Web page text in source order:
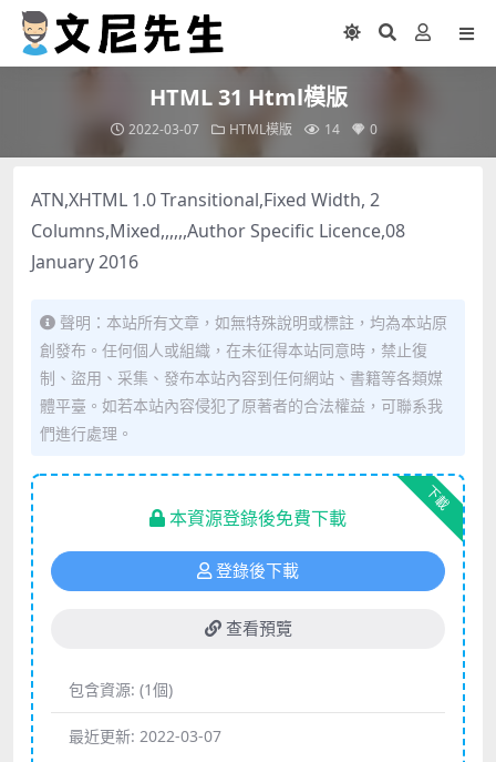
HTML 31 Html模版
2022-03-07 HTML模版 14 0
ATN,XHTML 1.0 Transitional,Fixed Width, 2
Columns,Mixed,,,,,,Author Specific Licence,08
January 2016
聲明：本站所有文章，如無特殊說明或標註，均為本站原
創發布。任何個人或組織，在未征得本站同意時，禁止復
制、盜用、采集、發布本站內容到任何網站、書籍等各類媒
體平臺。如若本站內容侵犯了原著者的合法權益，可聯系我
們進行處理。
下載
本資源登錄後免費下載
登錄後下載
查看預覽
包含資源: (1個)
最近更新: 2022-03-07